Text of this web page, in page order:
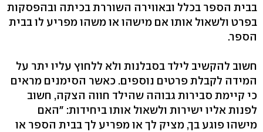
בבית הספר בכלל ובאווירה השוררת בכיתה ובהפסקות
בפרט ולשאול אותו אם מישהו או משהו מפריע לו בבית
הספר.
חשוב להקשיב לילד בסבלנות ולא ללחוץ עליו יתר על
המידה לקבלת פרטים נוספים. כאשר הסימנים מראים
כי קיימת סבירות גבוהה שהילד חווה הצקה, חשוב
לפנות אליו ישירות ולשאול אותו ביחידות: "האם
מישהו פוגע בך, מציק לך או מפריע לך בבית הספר או